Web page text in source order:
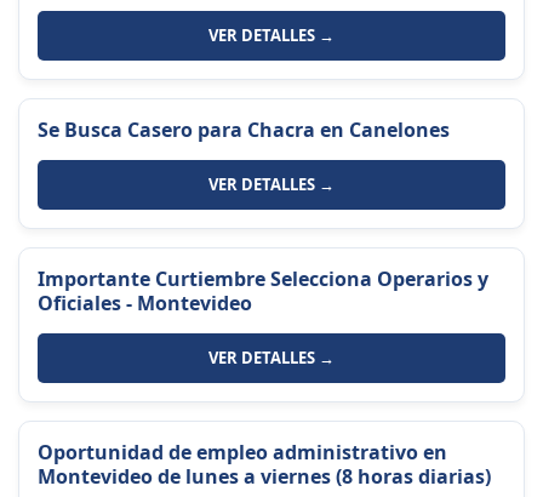
VER DETALLES →
Se Busca Casero para Chacra en Canelones
VER DETALLES →
Importante Curtiembre Selecciona Operarios y
Oficiales - Montevideo
VER DETALLES →
Oportunidad de empleo administrativo en
Montevideo de lunes a viernes (8 horas diarias)